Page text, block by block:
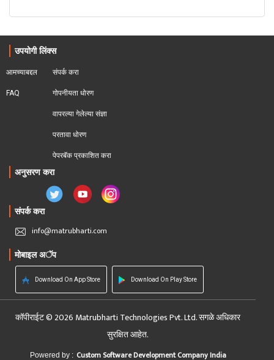
उपयोगी लिंक्स
आमच्याबद्दल
FAQ
संपर्क करा
गोपनीयता धोरण
वापरल्या गेलेल्या संज्ञा
परतावा धोरण
पेपरबॅक प्रकाशित करा
अनुसरण करा
संपर्क करा
info@matrubharti.com
मोबाइल अॅप
Download On App Store Download On Play Store
कॉपीराईट © 2026 Matrubharti Technologies Pvt. Ltd. सगळे अधिकार
सुरक्षित आहेत.
Powered by : Custom Software Development Company India